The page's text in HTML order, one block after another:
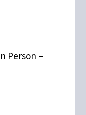
Person –